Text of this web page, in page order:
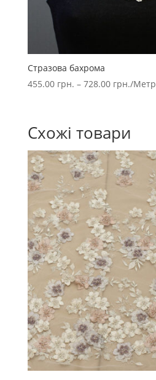
Стразова бахрома
455.00 грн. – 728.00 грн./Метр
Схожі товари